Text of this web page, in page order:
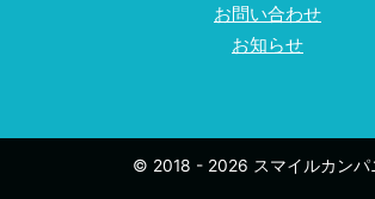
お問い合わせ
お知らせ
© 2018 - 2026 スマイルカンパ